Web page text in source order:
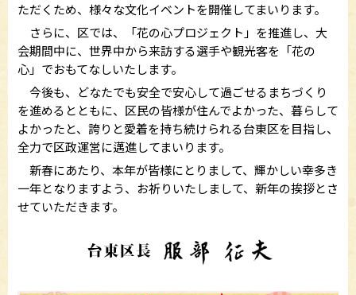
ただくため、様々な文化イベントを開催してまいります。
さらに、区では、「花の心プロジェクト」を推進し、大
会期間中に、世界中から来訪する選手や観光客を「花の
心」でおもてなしいたします。
今後も、どなたでも安全で安心して過ごせるまちづくり
を進めるとともに、区民の皆様が住んでよかった、暮らして
よかったと、誇りと愛着を持ち続けられる台東区を目指し、
全力で区政運営に邁進してまいります。
新春にあたり、本年が皆様にとりまして、輝かしい幸多き
一年となりますよう、お祈りいたしまして、新年の挨拶とさ
せていただきます。